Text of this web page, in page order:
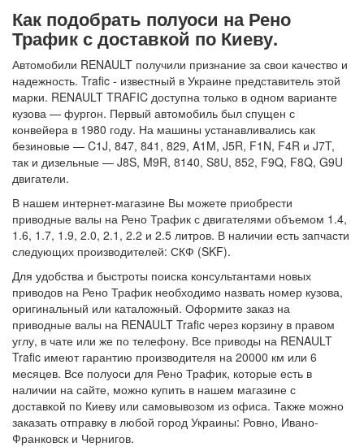
Как подобрать полуоси на Рено
Трафик с доставкой по Киеву.
Автомобили RENAULT получили признание за свои качество и
надежность. Trafic - известный в Украине представитель этой
марки. RENAULT TRAFIC доступна только в одном варианте
кузова — фургон. Первый автомобиль был спущен с
конвейера в 1980 году. На машины устанавливались как
безиновые — C1J, 847, 841, 829, A1M, J5R, F1N, F4R и J7T,
так и дизельные — J8S, M9R, 8140, S8U, 852, F9Q, F8Q, G9U
двигатели.
В нашем интернет-магазине Вы можете приобрести
приводные валы на Рено Трафик с двигателями объемом 1.4,
1.6, 1.7, 1.9, 2.0, 2.1, 2.2 и 2.5 литров. В наличии есть запчасти
следующих производителей: СКФ (SKF).
Для удобства и быстроты поиска консультантами новых
приводов на Рено Трафик необходимо назвать номер кузова,
оригинальный или каталожный. Оформите заказ на
приводные валы на RENAULT Trafic через корзину в правом
углу, в чате или же по телефону. Все приводы на RENAULT
Trafic имеют гарантию производителя на 20000 км или 6
месяцев. Все полуоси для Рено Трафик, которые есть в
наличии на сайте, можно купить в нашем магазине с
доставкой по Киеву или самовывозом из офиса. Также можно
заказать отправку в любой город Украины: Ровно, Ивано-
Франковск и Чернигов.